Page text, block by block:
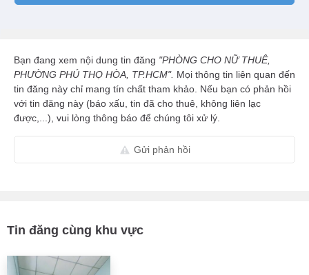
Bạn đang xem nội dung tin đăng "PHÒNG CHO NỮ THUÊ,
PHƯỜNG PHÚ THỌ HÒA, TP.HCM". Mọi thông tin liên quan đến
tin đăng này chỉ mang tín chất tham khảo. Nếu bạn có phản hồi
với tin đăng này (báo xấu, tin đã cho thuê, không liên lạc
được,...), vui lòng thông báo để chúng tôi xử lý.
Gửi phản hồi
Tin đăng cùng khu vực